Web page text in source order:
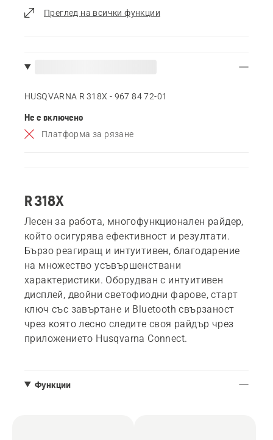
Преглед на всички функции
HUSQVARNA R 318X - 967 84 72‑01
Не е включено
Платформа за рязане
R 318X
Лесен за работа, многофункционален райдер,
който осигурява ефективност и резултати.
Бързо реагиращ и интуитивен, благодарение
на множество усъвършенствани
характеристики. Оборудван с интуитивен
дисплей, двойни светофиодни фарове, старт
ключ със завъртане и Bluetooth свързаност
чрез която лесно следите своя райдър чрез
приложението Husqvarna Connect.
Функции